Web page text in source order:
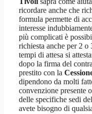
ricordare anche che
formula permette di
interesse
più complicati è
richiesta anche per 2 o
tempi di attesa si
dopo la firma del
prestito con la
dipendono da molti
convenzione presente
delle specifiche sedi
avete bisogno di